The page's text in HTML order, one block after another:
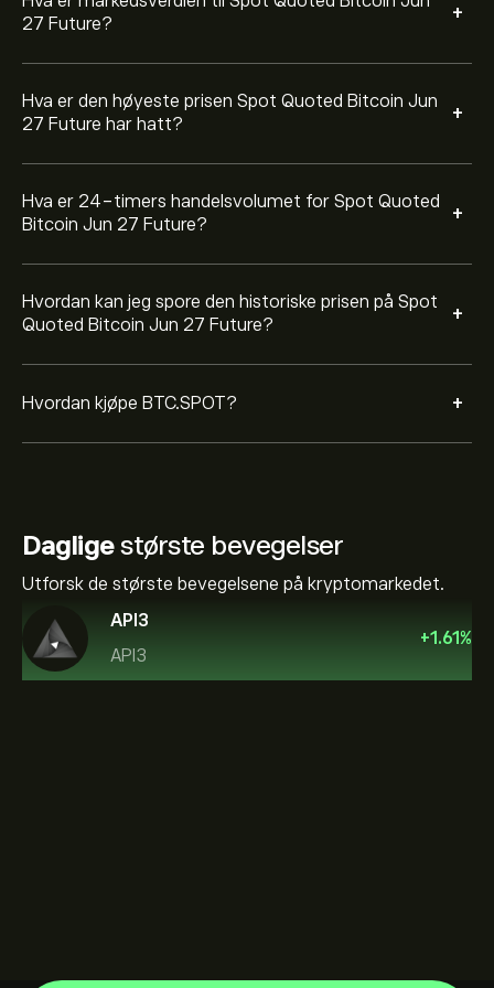
27 Future?
+
Hva er den høyeste prisen Spot Quoted Bitcoin Jun
27 Future har hatt?
+
Hva er 24-timers handelsvolumet for Spot Quoted
Bitcoin Jun 27 Future?
+
Hvordan kan jeg spore den historiske prisen på Spot
Quoted Bitcoin Jun 27 Future?
+
Hvordan kjøpe BTC.SPOT? +
Quoted Bitcoin Jun 27 Future du ønsker å kjøpe. Du kan
bestemt kurs i fremtiden.
Dagligestørste bevegelser
Utforsk de største bevegelsene på kryptomarkedet.
API3
API3
+1.61%